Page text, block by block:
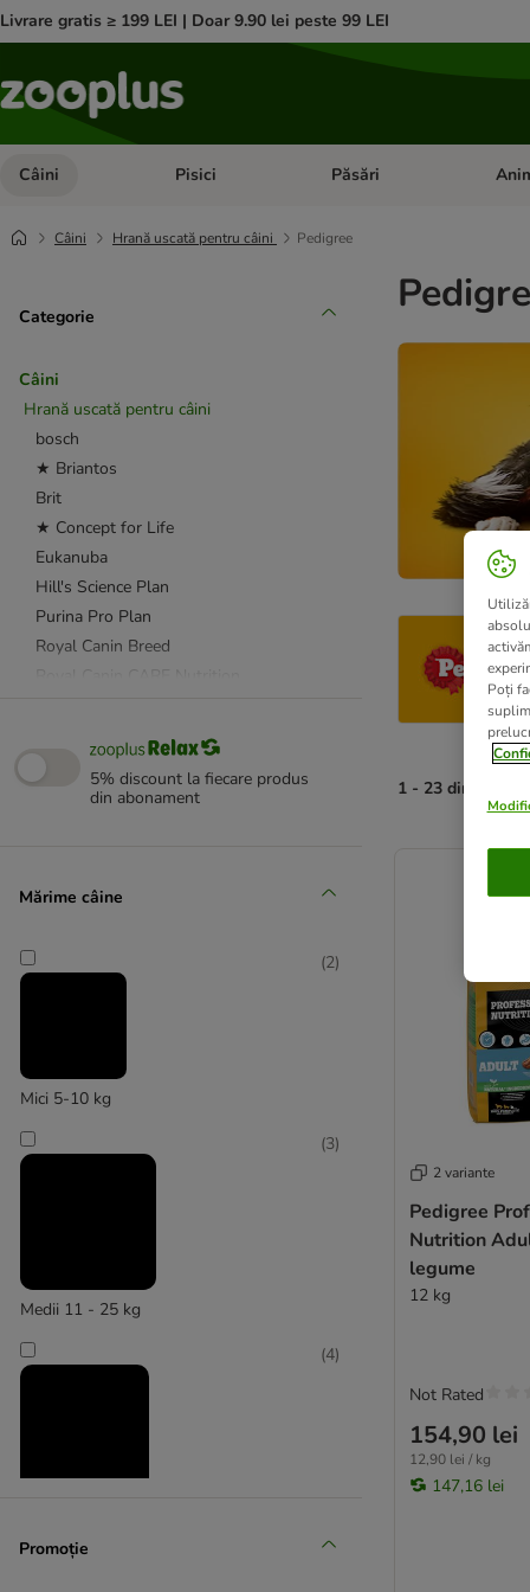
Livrare gratis ≥ 199 LEI | Doar 9.90 lei peste 99 LEI
Câini Deschideți meniul cu categorii: Câini
Pisici Deschideți meniul cu
Păsări
Câini Hrană uscată pentru câini Pedigree
Categorie
Câini
Hrană uscată pentru câini
bosch
★ Briantos
Brit
★ Concept for Life
Eukanuba
Hill's Science Plan
Purina Pro Plan
Royal Canin Breed
Taste of the Wild
★ Wolf of Wilderness
animonda Integra
Exclusion
Royal Canin Veterinary & Expert
Trovet
Hrană fără cereale
Sensitive
Hrană vegetariană
5% discount la fiecare produs
din abonament
Mărime câine
Mici 5-10 kg
(2)
Medii 11 - 25 kg
(3)
(4)
Promoție
1 - 23 din 23
product items
2 variante
Pedigree
Nutrition
legume
12 kg
154,90 lei
12,90 lei / kg
147,16 lei
Not Rated
Poți